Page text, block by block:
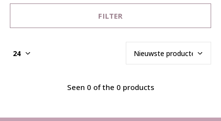
FILTER
Seen 0 of the 0 products